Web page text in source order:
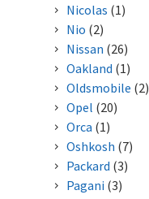
Nicolas (1)
Nio (2)
Nissan (26)
Oakland (1)
Oldsmobile (2)
Opel (20)
Orca (1)
Oshkosh (7)
Packard (3)
Pagani (3)